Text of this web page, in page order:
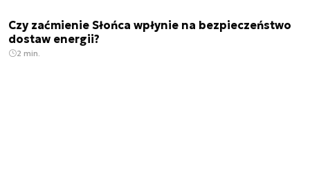
Czy zaćmienie Słońca wpłynie na bezpieczeństwo
dostaw energii?
2 min.